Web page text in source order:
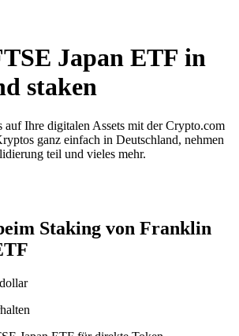
Japan ETF in
staken
auf Ihre digitalen Assets mit der Crypto.com
ganz einfach in Deutschland, nehmen
teil und vieles mehr.
Staking von Franklin